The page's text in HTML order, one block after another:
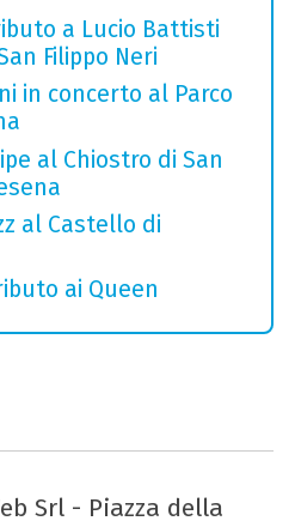
a Lucio Battisti
Filippo Neri
in concerto al Parco
al Chiostro di San
al Castello di
ai Queen
Srl - Piazza della